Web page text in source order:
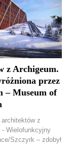
z Archigeum.
przez
– Museum of
z
- Wielofunkcyjny
Szczyrk – zdobył